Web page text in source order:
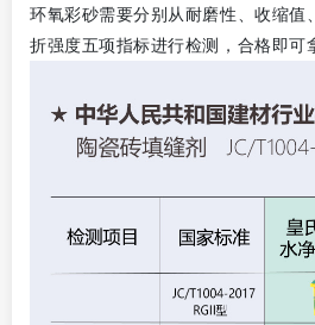
环氧彩砂需要分别从耐磨性、收缩值
折强度五项指标进行检测，合格即可